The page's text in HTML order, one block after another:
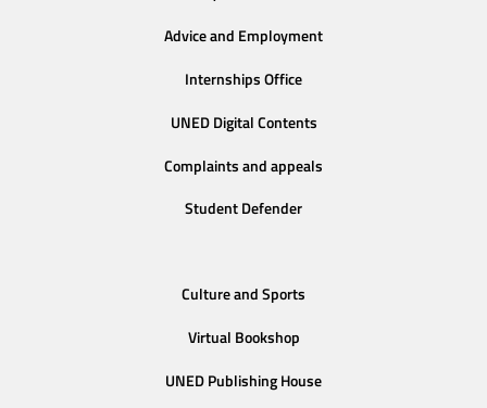
Advice and Employment
Internships Office
UNED Digital Contents
Complaints and appeals
Student Defender
Culture and Sports
Virtual Bookshop
UNED Publishing House